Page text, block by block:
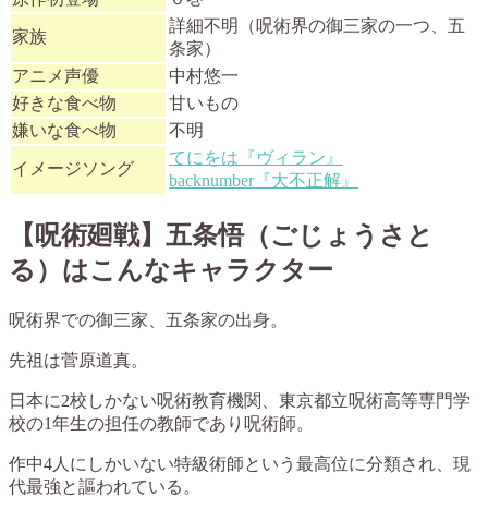
家族
詳細不明（呪術界の御三家の一つ、五
条家）
アニメ声優
中村悠一
好きな食べ物
甘いもの
嫌いな食べ物
不明
イメージソング
てにをは『ヴィラン』
backnumber『大不正解』
【呪術廻戦】五条悟（ごじょうさと
る）はこんなキャラクター
呪術界での御三家、五条家の出身。
先祖は菅原道真。
日本に2校しかない呪術教育機関、東京都立呪術高等専門学
校の1年生の担任の教師であり呪術師。
作中4人にしかいない特級術師という最高位に分類され、現
代最強と謳われている。